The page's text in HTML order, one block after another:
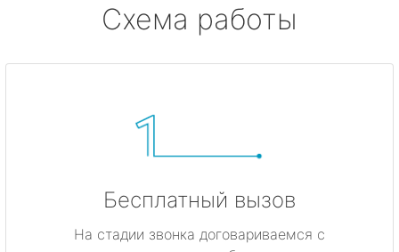
Схема работы
Бесплатный вызов
На стадии звонка договариваемся с